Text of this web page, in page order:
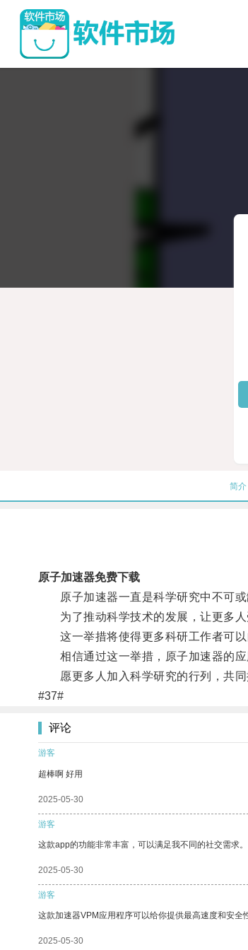
简介
原子加速器免费下载
原子加速器一直是科学研究中不可或
为了推动科学技术的发展，让更多人
这一举措将使得更多科研工作者可以
相信通过这一举措，原子加速器的应
愿更多人加入科学研究的行列，共同
#37#
评论
游客
超棒啊 好用
2025-05-30
游客
这款app的功能非常丰富，可以满足我不同的社交需求。
2025-05-30
游客
这款加速器VPM应用程序可以给你提供最高速度和安全
2025-05-30